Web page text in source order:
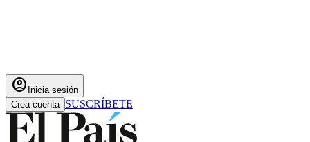
account_circle Inicia sesión
Crea cuenta SUSCRÍBETE